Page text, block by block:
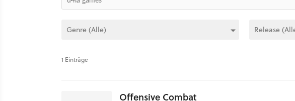
1 Einträge
Offensive Combat